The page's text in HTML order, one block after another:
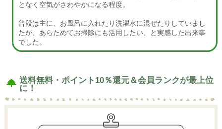
となく空気がさわやかになる程度。
普段は主に、お風呂に入れたり洗濯水に混ぜたりしていまし
たが、あらためてお掃除にも活用したい、と実感した出来事
でした。
送料無料・ポイント10％還元＆会員ランクが最上位
に！